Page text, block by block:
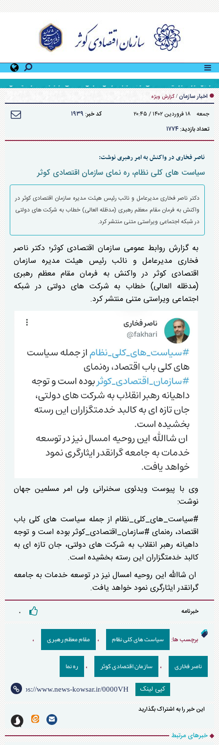
دومین دوره آموزشی «کمک‌های اولیه» ویژه کارکنان سازمان اقتصادی کوثر توسط اداره کل منابع
انسانی سازمان برگزار شد
اخبار سازمان / گزارش ویژه
جمعه ۱۸ فروردين ۱۴۰۲ / ۲۰:۴۵ کد خبر: ۱۹۳۹
تعداد بازدید: ۱۷۷۴
ناصر فخاری در واکنش به امر رهبری نوشت:
سیاست های کلی نظام، ره نمای سازمان اقتصادی کوثر
دکتر ناصر فخاری مدیرعامل و نائب رئیس هیئت مدیره سازمان اقتصادی کوثر در
واکنش به فرمان مقام معظم رهبری (مدظله العالی) خطاب به شرکت های دولتی
در شبکه اجتماعی ویراستی متنی منتشر کرد.
به گزارش روابط عمومی سازمان اقتصادی کوثر؛ دکتر ناصر
فخاری مدیرعامل و نائب رئیس هیئت مدیره سازمان
اقتصادی کوثر در واکنش به فرمان مقام معظم رهبری
(مدظله العالی) خطاب به شرکت های دولتی در شبکه
اجتماعی ویراستی متنی منتشر کرد.
وی با پیوست ویدئوی سخنرانی ولی امر مسلمین جهان
نوشت:
#سیاست_های_کلی_نظام از جمله سیاست های کلی باب
اقتصاد، ره‌نمای #سازمان_اقتصادی_کوثر بوده است و توجه
داهیانه رهبر انقلاب به شرکت های دولتی، جان تازه ای به
کالبد خدمتگزاران این رسته بخشیده است.
ان شاالله این روحیه امسال نیز در توسعه خدمات به جامعه
گرانقدر ایثارگری نمود خواهد یافت.
خبرنامه ۰
برچسب ها: سیاست های کلی نظام ، مقام معظم رهبری ،
ناصر فخاری ، سازمان اقتصادی کوثر ، ره نما
کپی لینک
این خبر را به اشتراک بگذارید
خبرهای مرتبط